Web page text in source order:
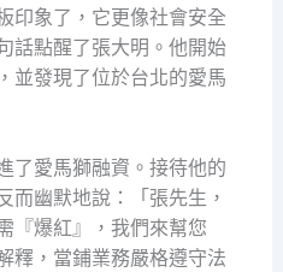
印象了，它更像社會安全
話點醒了張大明。他開始
並發現了位於台北的愛馬
了愛馬獅融資。接待他的
而幽默地說：「張先生，
『爆紅』，我們來幫您
釋，當鋪業務嚴格遵守法